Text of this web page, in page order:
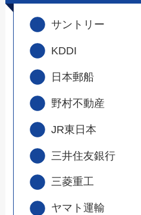
サントリー
KDDI
日本郵船
野村不動産
JR東日本
三井住友銀行
三菱重工
ヤマト運輸